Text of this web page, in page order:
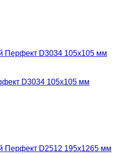
D3034 105х105 мм